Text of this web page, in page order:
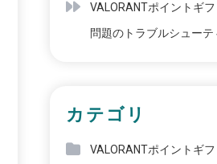
VALORANTポイントギ
問題のトラブルシュー
カテゴリ
VALORANTポイントギ